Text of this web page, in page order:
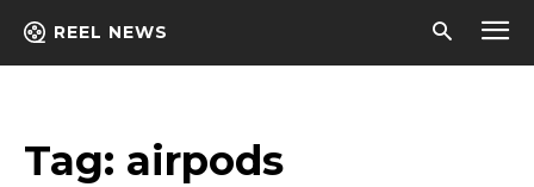
REEL NEWS
Tag: airpods